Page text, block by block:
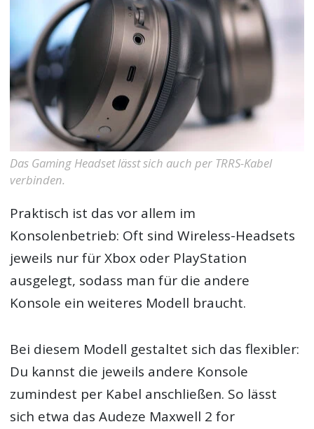
Das Gaming Headset lässt sich auch per TRRS-Kabel
verbinden.
Praktisch ist das vor allem im
Konsolenbetrieb: Oft sind Wireless-Headsets
jeweils nur für Xbox oder PlayStation
ausgelegt, sodass man für die andere
Konsole ein weiteres Modell braucht.
Bei diesem Modell gestaltet sich das flexibler:
Du kannst die jeweils andere Konsole
zumindest per Kabel anschließen. So lässt
sich etwa das Audeze Maxwell 2 for